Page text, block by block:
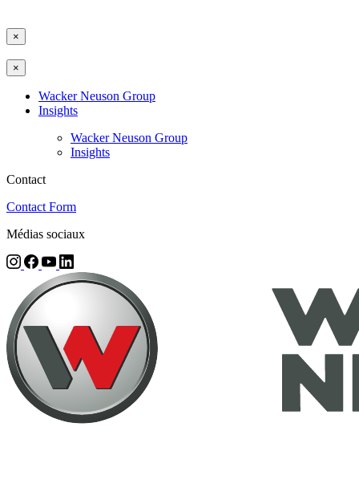
×
×
Wacker Neuson Group
Insights
Wacker Neuson Group
Insights
Contact
Contact Form
Médias sociaux